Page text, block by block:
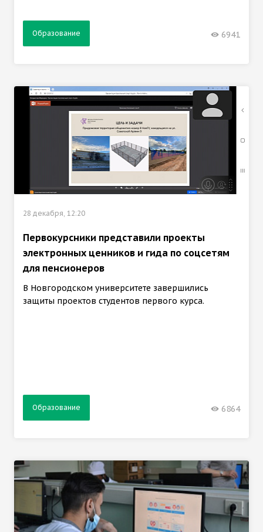
Образование 6941
28 декабря, 12:20
Первокурсники представили проекты
электронных ценников и гида по соцсетям
для пенсионеров
В Новгородском университете завершились
защиты проектов студентов первого курса.
Образование 6864